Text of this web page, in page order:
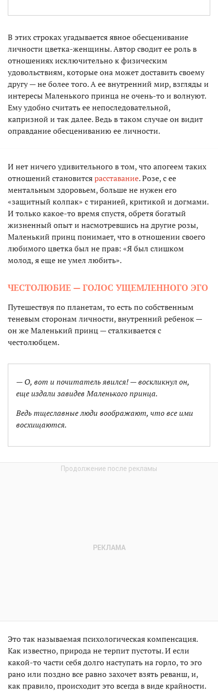
В этих строках угадывается явное обесценивание
личности цветка-женщины. Автор сводит ее роль в
отношениях исключительно к физическим
удовольствиям, которые она может доставить своему
другу — не более того. А ее внутренний мир, взгляды и
интересы Маленького принца не очень-то и волнуют.
Ему удобно считать ее непоследовательной,
капризной и так далее. Ведь в таком случае он видит
оправдание обесцениванию ее личности.
И нет ничего удивительного в том, что апогеем таких
отношений становитсярасставание. Розе, с ее
ментальным здоровьем, больше не нужен его
«защитный колпак» с тиранией, критикой и догмами.
И только какое-то время спустя, обретя богатый
жизненный опыт и насмотревшись на другие розы,
Маленький принц понимает, что в отношении своего
любимого цветка был не прав: «Я был слишком
молод, я еще не умел любить».
ЧЕСТОЛЮБИЕ — ГОЛОС УЩЕМЛЕННОГО ЭГО
Путешествуя по планетам, то есть по собственным
теневым сторонам личности, внутренний ребенок —
он же Маленький принц — сталкивается с
честолюбцем.
— О, вот и почитатель явился! — воскликнул он,
еще издали завидев Маленького принца.
Ведь тщеславные люди воображают, что все ими
восхищаются.
Это так называемая психологическая компенсация.
Как известно, природа не терпит пустоты. И если
какой-то части себя долго наступать на горло, то эго
рано или поздно все равно захочет взять реванш, и,
как правило, происходит это всегда в виде крайности.